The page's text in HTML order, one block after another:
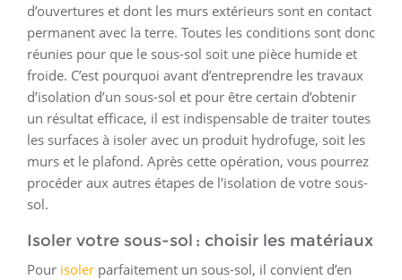
d’ouvertures et dont les murs extérieurs sont en contact
permanent avec la terre. Toutes les conditions sont donc
réunies pour que le sous-sol soit une pièce humide et
froide. C’est pourquoi avant d’entreprendre les travaux
d’isolation d’un sous-sol et pour être certain d’obtenir
un résultat efficace, il est indispensable de traiter toutes
les surfaces à isoler avec un produit hydrofuge, soit les
murs et le plafond. Après cette opération, vous pourrez
procéder aux autres étapes de l’isolation de votre sous-
sol.
Isoler votre sous-sol : choisir les matériaux
Pour isoler parfaitement un sous-sol, il convient d’en